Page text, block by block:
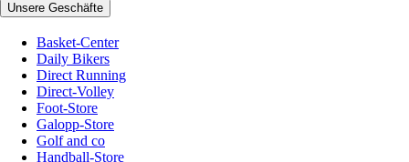
Unsere Geschäfte
Basket-Center
Daily Bikers
Direct Running
Direct-Volley
Foot-Store
Galopp-Store
Golf and co
Handball-Store